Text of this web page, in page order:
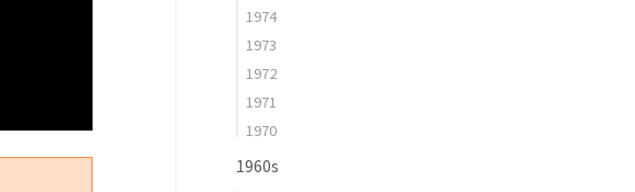
1974
1973
1972
1971
1970
1960s